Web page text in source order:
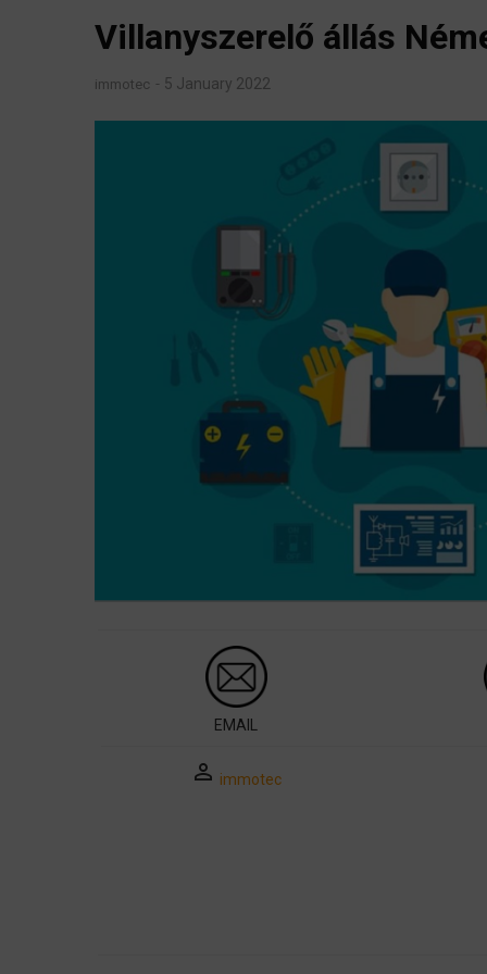
Villanyszerelő állás
immotec 5 January 2022
EMAIL
perm_identity immotec